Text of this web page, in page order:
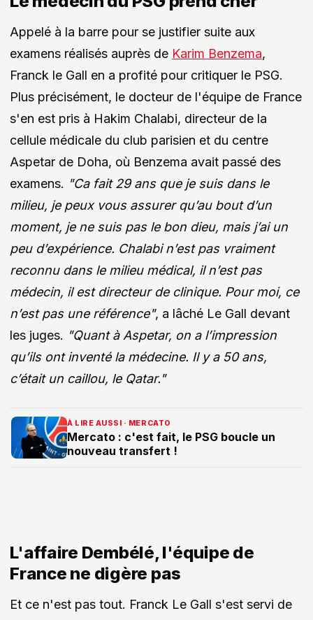
Appelé à la barre pour se justifier suite aux
examens réalisés auprès de Karim Benzema,
Franck le Gall en a profité pour critiquer le PSG.
Plus précisément, le docteur de l'équipe de France
s'en est pris à Hakim Chalabi, directeur de la
cellule médicale du club parisien et du centre
Aspetar de Doha, où Benzema avait passé des
examens. "Ca fait 29 ans que je suis dans le
milieu, je peux vous assurer qu’au bout d’un
moment, je ne suis pas le bon dieu, mais j’ai un
peu d’expérience. Chalabi n’est pas vraiment
reconnu dans le milieu médical, il n’est pas
médecin, il est directeur de clinique. Pour moi, ce
n’est pas une référence", a lâché Le Gall devant
les juges. "Quant à Aspetar, on a l’impression
qu’ils ont inventé la médecine. Il y a 50 ans,
c’était un caillou, le Qatar."
À LIRE AUSSI · MERCATO
Mercato : c'est fait, le PSG boucle un
nouveau transfert !
L'affaire Dembélé, l'équipe de
France ne digère pas
Et ce n'est pas tout. Franck Le Gall s'est servi de